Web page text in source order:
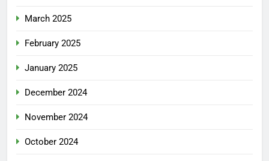
March 2025
February 2025
January 2025
December 2024
November 2024
October 2024